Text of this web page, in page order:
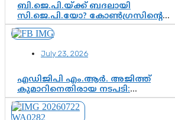
ബി.ജെ.പി.യ്ക്ക് ബദലായി
സി.ജെ.പി.യോ? കോൺഗ്രസിന്റെ
രാഷ്ട്രീയ ഇടം കൈവശപ്പെടുത്താൻ
സിജെപി ഉയർന്നുകഴിഞ്ഞോ?
വഴിത്തിരിവ്
July 23, 2026
എഡിജിപി എം.ആർ. അജിത്ത്
കുമാറിനെതിരായ നടപടി:
സസ്പെൻഷനിൽ ഒതുങ്ങുമോ,
അതോ കൂടുതൽ കടുത്ത